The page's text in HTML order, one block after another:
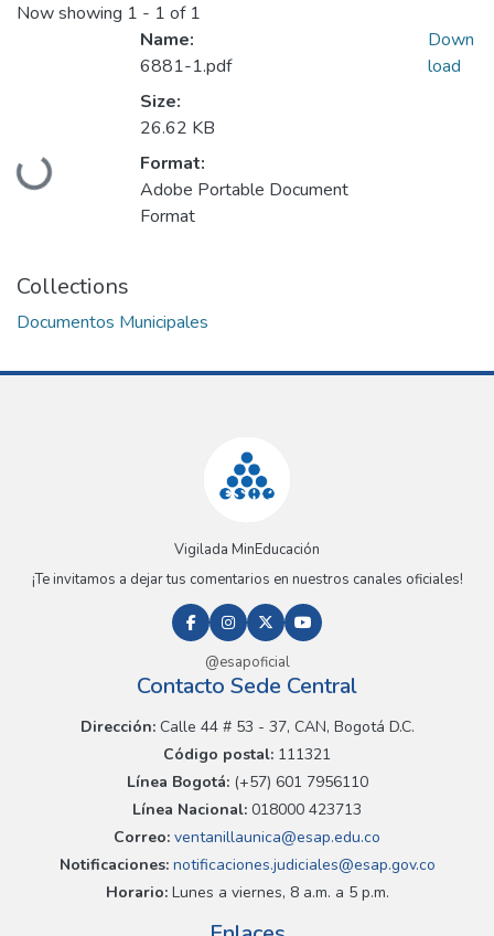
Now showing 1 - 1 of 1
Loading...
Name:
6881-1.pdf
Size:
26.62 KB
Format:
Adobe Portable Document
Format
Down
load
Collections
Documentos Municipales
Vigilada MinEducación
¡Te invitamos a dejar tus comentarios en nuestros canales oficiales!
@esapoficial
Contacto Sede Central
Dirección:Calle 44 # 53 - 37, CAN, Bogotá D.C.
Código postal: 111321
Línea Bogotá:(+57) 601 7956110
Línea Nacional: 018000 423713
Correo: ventanillaunica@esap.edu.co
Notificaciones:notificaciones.judiciales@esap.gov.co
Horario:Lunes a viernes, 8 a.m. a 5 p.m.